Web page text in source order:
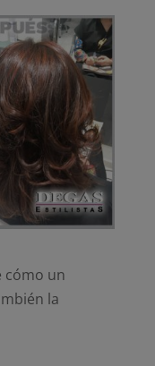
cómo un
la